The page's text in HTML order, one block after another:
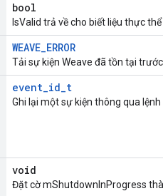
bool
IsValid trả về cho biết liệu thực thể
WEAVE_ERROR
Tải sự kiện Weave đã tồn tại trước
event_id_t
Ghi lại một sự kiện thông qua lệnh
void
Đặt cờ mShutdownInProgress